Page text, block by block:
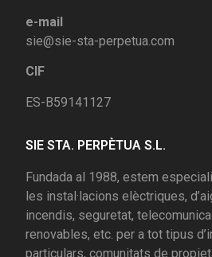
e-mail
sie@sie-sta-perpetua.com
CIF
ES-B59141127
SIE STA. PERPÈTUA S.L.
Fundada al 1988, estem
les instal·lacions elèctriques,
incendis, seguretat,
renovables, etc. per a tot tipus
particulars, comunitats de